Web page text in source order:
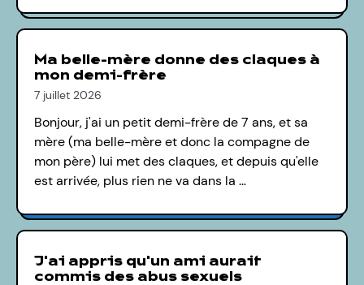
Ma belle-mère donne des claques à
mon demi-frère
7 juillet 2026
Bonjour, j'ai un petit demi-frère de 7 ans, et sa
mère (ma belle-mère et donc la compagne de
mon père) lui met des claques, et depuis qu'elle
est arrivée, plus rien ne va dans la …
J'ai appris qu'un ami aurait
commis des abus sexuels